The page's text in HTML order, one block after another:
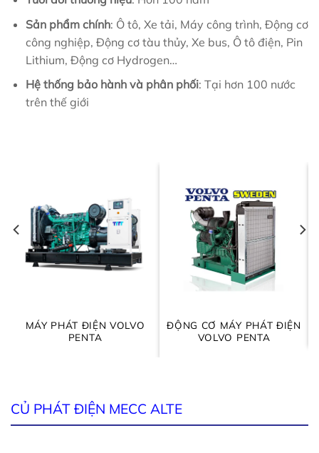
Sản phẩm chính: Ô tô, Xe tải, Máy công trình, Động cơ
công nghiệp, Động cơ tàu thủy, Xe bus, Ô tô điện, Pin
Lithium, Động cơ Hydrogen…
Hệ thống bảo hành và phân phối: Tại hơn 100 nước
trên thế giới
MÁY PHÁT ĐIỆN VOLVO
PENTA
ĐỘNG CƠ MÁY PHÁT ĐIỆN
VOLVO PENTA
CỦ PHÁT ĐIỆN MECC ALTE